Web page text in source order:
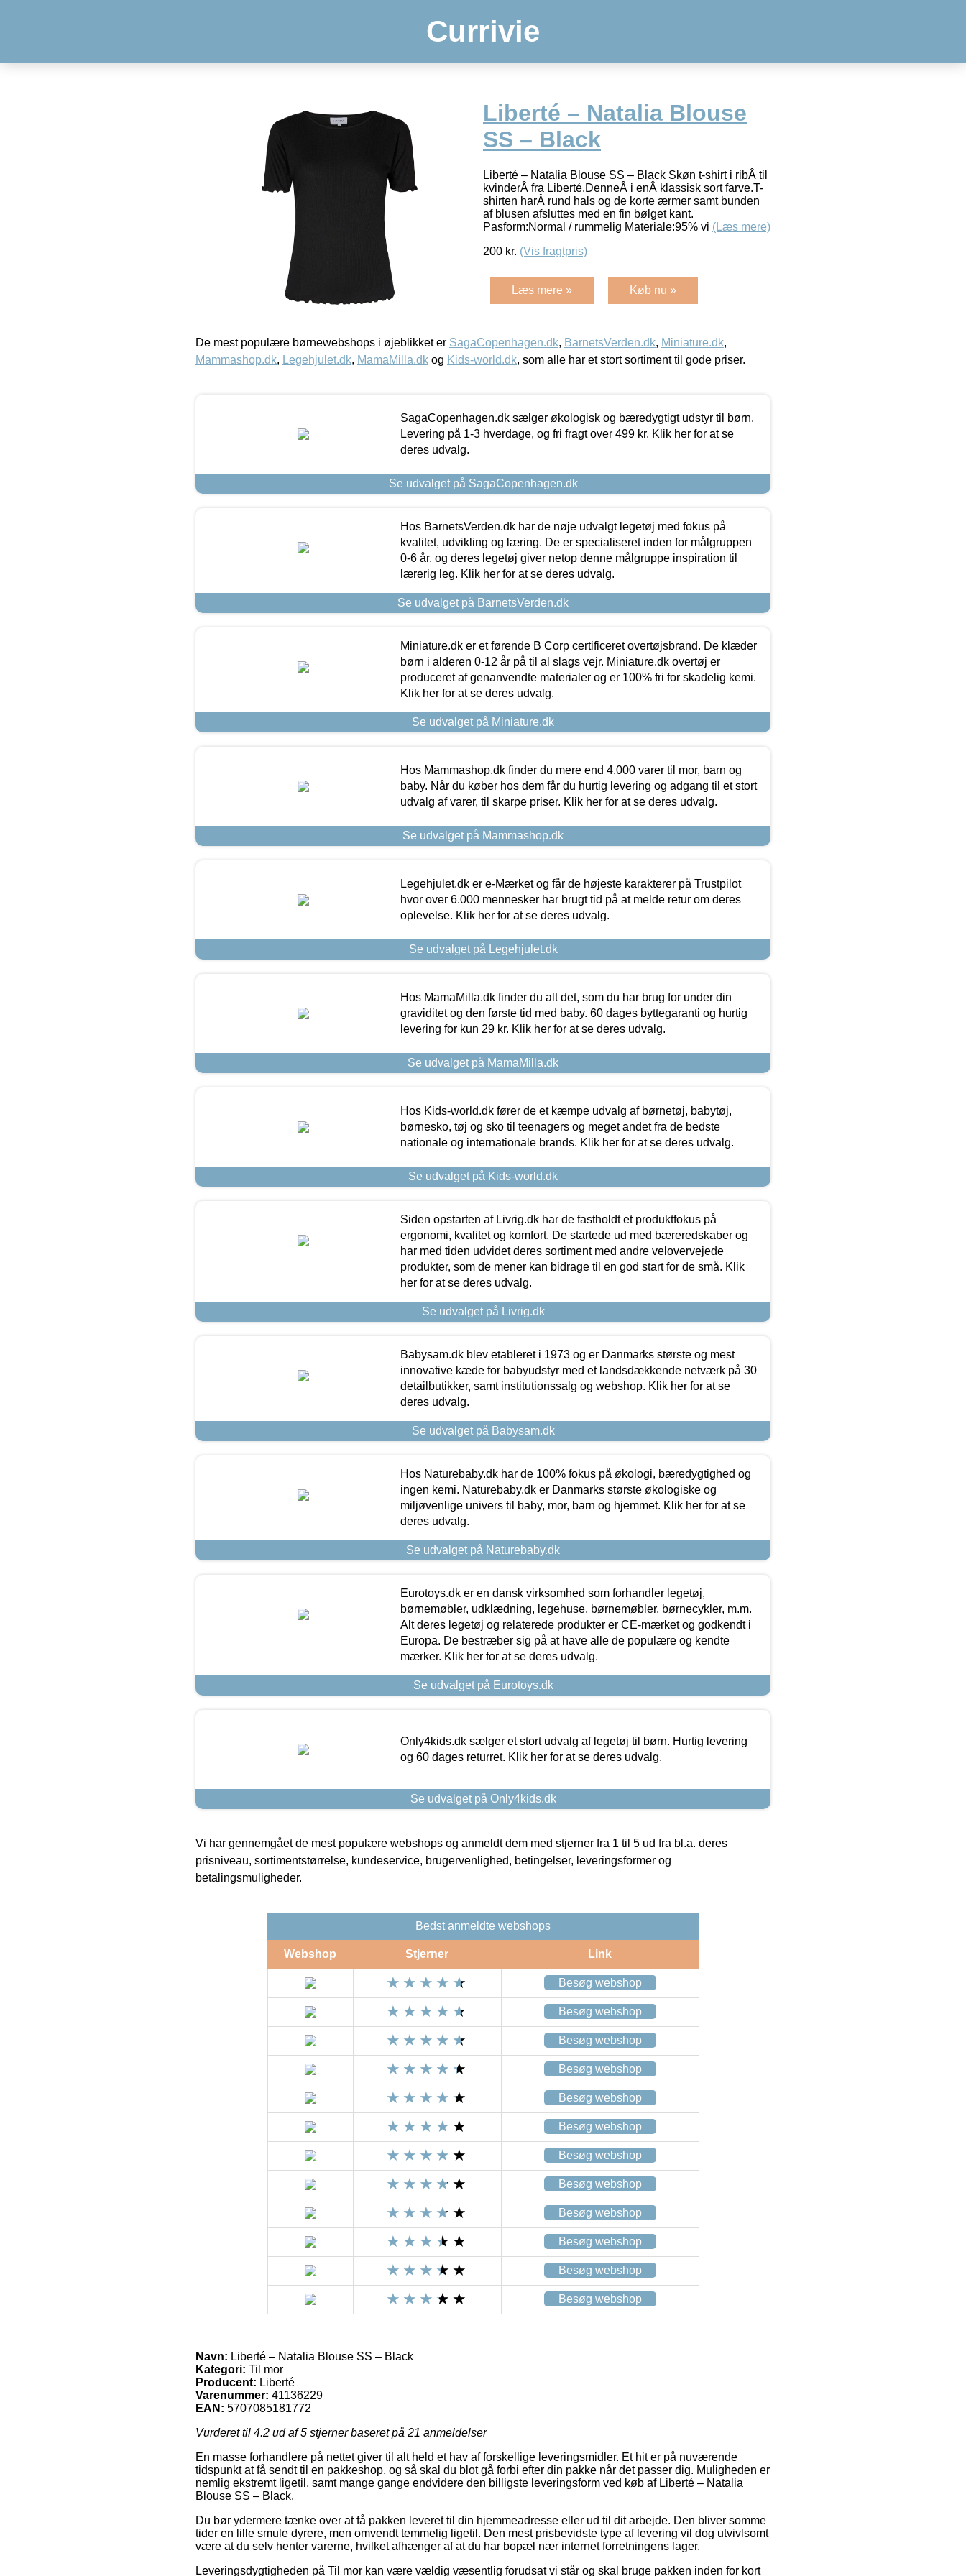
Currivie
Liberté – Natalia Blouse
SS – Black
Liberté – Natalia Blouse SS – Black Skøn t-shirt i ribÂ til
kvinderÂ fra Liberté.DenneÂ i enÂ klassisk sort farve.T-
shirten harÂ rund hals og de korte ærmer samt bunden
af blusen afsluttes med en fin bølget kant.
Pasform:Normal / rummelig Materiale:95% vi (Læs mere)
200 kr. (Vis fragtpris)
Læs mere » Køb nu »
De mest populære børnewebshops i øjeblikket er SagaCopenhagen.dk, BarnetsVerden.dk, Miniature.dk,
Mammashop.dk, Legehjulet.dk, MamaMilla.dk og Kids-world.dk, som alle har et stort sortiment til gode priser.
SagaCopenhagen.dk sælger økologisk og bæredygtigt udstyr til børn.
Levering på 1-3 hverdage, og fri fragt over 499 kr. Klik her for at se
deres udvalg.
Se udvalget på SagaCopenhagen.dk
Hos BarnetsVerden.dk har de nøje udvalgt legetøj med fokus på
kvalitet, udvikling og læring. De er specialiseret inden for målgruppen
0-6 år, og deres legetøj giver netop denne målgruppe inspiration til
lærerig leg. Klik her for at se deres udvalg.
Se udvalget på BarnetsVerden.dk
Miniature.dk er et førende B Corp certificeret overtøjsbrand. De klæder
børn i alderen 0-12 år på til al slags vejr. Miniature.dk overtøj er
produceret af genanvendte materialer og er 100% fri for skadelig kemi.
Klik her for at se deres udvalg.
Se udvalget på Miniature.dk
Hos Mammashop.dk finder du mere end 4.000 varer til mor, barn og
baby. Når du køber hos dem får du hurtig levering og adgang til et stort
udvalg af varer, til skarpe priser. Klik her for at se deres udvalg.
Se udvalget på Mammashop.dk
Legehjulet.dk er e-Mærket og får de højeste karakterer på Trustpilot
hvor over 6.000 mennesker har brugt tid på at melde retur om deres
oplevelse. Klik her for at se deres udvalg.
Se udvalget på Legehjulet.dk
Hos MamaMilla.dk finder du alt det, som du har brug for under din
graviditet og den første tid med baby. 60 dages byttegaranti og hurtig
levering for kun 29 kr. Klik her for at se deres udvalg.
Se udvalget på MamaMilla.dk
Hos Kids-world.dk fører de et kæmpe udvalg af børnetøj, babytøj,
børnesko, tøj og sko til teenagers og meget andet fra de bedste
nationale og internationale brands. Klik her for at se deres udvalg.
Se udvalget på Kids-world.dk
Siden opstarten af Livrig.dk har de fastholdt et produktfokus på
ergonomi, kvalitet og komfort. De startede ud med bæreredskaber og
har med tiden udvidet deres sortiment med andre velovervejede
produkter, som de mener kan bidrage til en god start for de små. Klik
her for at se deres udvalg.
Se udvalget på Livrig.dk
Babysam.dk blev etableret i 1973 og er Danmarks største og mest
innovative kæde for babyudstyr med et landsdækkende netværk på 30
detailbutikker, samt institutionssalg og webshop. Klik her for at se
deres udvalg.
Se udvalget på Babysam.dk
Hos Naturebaby.dk har de 100% fokus på økologi, bæredygtighed og
ingen kemi. Naturebaby.dk er Danmarks største økologiske og
miljøvenlige univers til baby, mor, barn og hjemmet. Klik her for at se
deres udvalg.
Se udvalget på Naturebaby.dk
Eurotoys.dk er en dansk virksomhed som forhandler legetøj,
børnemøbler, udklædning, legehuse, børnemøbler, børnecykler, m.m.
Alt deres legetøj og relaterede produkter er CE-mærket og godkendt i
Europa. De bestræber sig på at have alle de populære og kendte
mærker. Klik her for at se deres udvalg.
Se udvalget på Eurotoys.dk
Only4kids.dk sælger et stort udvalg af legetøj til børn. Hurtig levering
og 60 dages returret. Klik her for at se deres udvalg.
Se udvalget på Only4kids.dk
Vi har gennemgået de mest populære webshops og anmeldt dem med stjerner fra 1 til 5 ud fra bl.a. deres
prisniveau, sortimentstørrelse, kundeservice, brugervenlighed, betingelser, leveringsformer og
betalingsmuligheder.
Bedst anmeldte webshops
Webshop Stjerner Link
Besøg webshop
Besøg webshop
Besøg webshop
Besøg webshop
Besøg webshop
Besøg webshop
Besøg webshop
Besøg webshop
Besøg webshop
Besøg webshop
Besøg webshop
Besøg webshop
Navn: Liberté – Natalia Blouse SS – Black
Kategori: Til mor
Producent: Liberté
Varenummer: 41136229
EAN: 5707085181772
Vurderet til 4.2 ud af 5 stjerner baseret på 21 anmeldelser
En masse forhandlere på nettet giver til alt held et hav af forskellige leveringsmidler. Et hit er på nuværende
tidspunkt at få sendt til en pakkeshop, og så skal du blot gå forbi efter din pakke når det passer dig. Muligheden er
nemlig ekstremt ligetil, samt mange gange endvidere den billigste leveringsform ved køb af Liberté – Natalia
Blouse SS – Black.
Du bør ydermere tænke over at få pakken leveret til din hjemmeadresse eller ud til dit arbejde. Den bliver somme
tider en lille smule dyrere, men omvendt temmelig ligetil. Den mest prisbevidste type af levering vil dog utvivlsomt
være at du selv henter varerne, hvilket afhænger af at du har bopæl nær internet forretningens lager.
Leveringsdygtigheden på Til mor kan være vældig væsentlig forudsat vi står og skal bruge pakken inden for kort